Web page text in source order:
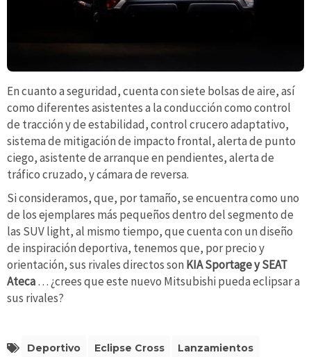
En cuanto a seguridad, cuenta con siete bolsas de aire, así
como diferentes asistentes a la conducción como control
de tracción y de estabilidad, control crucero adaptativo,
sistema de mitigación de impacto frontal, alerta de punto
ciego, asistente de arranque en pendientes, alerta de
tráfico cruzado, y cámara de reversa.
Si consideramos, que, por tamaño, se encuentra como uno
de los ejemplares más pequeños dentro del segmento de
las SUV light, al mismo tiempo, que cuenta con un diseño
de inspiración deportiva, tenemos que, por precio y
orientación, sus rivales directos son KIA Sportage y SEAT
Ateca… ¿crees que este nuevo Mitsubishi pueda eclipsar a
sus rivales?
Deportivo Eclipse Cross Lanzamientos